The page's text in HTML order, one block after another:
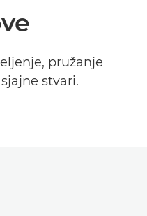
pružanje
stvari.